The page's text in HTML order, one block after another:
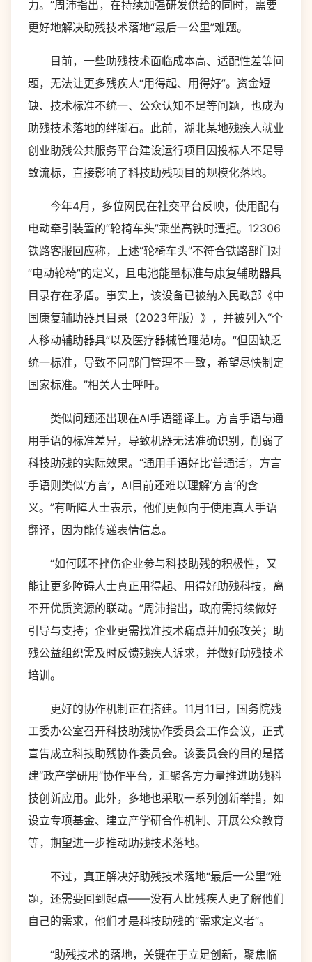
力。”周沛指出，在持续加强研发供给的同时，需要
更好地解决助残技术落地“最后一公里”难题。
目前，一些助残技术面临成本高、适配性差等问
题，无法让更多残疾人“用得起、用得好”。资金短
缺、技术标准不统一、公众认知不足等问题，也成为
助残技术落地的绊脚石。此前，湖北某地残疾人就业
创业助残公共服务平台建设运行项目因投标人不足导
致流标，直接影响了科技助残项目的规模化落地。
今年4月，多位网民在社交平台反映，使用配有
电动牵引装置的“轮椅车头”乘坐高铁时遭拒。12306
铁路客服回应称，上述“轮椅车头”不符合铁路部门对
“电动轮椅”的定义，且电池能量标准与康复辅助器具
目录存在矛盾。事实上，该设备已被纳入民政部《中
国康复辅助器具目录（2023年版）》，并被列入“个
人移动辅助器具”以及医疗器械管理范畴。“但因缺乏
统一标准，导致不同部门管理不一致，希望尽快制定
国家标准。”相关人士呼吁。
类似问题还出现在AI手语翻译上。方言手语与通
用手语的标准差异，导致机器无法准确识别，削弱了
科技助残的实际效果。“通用手语好比‘普通话’，方言
手语则类似‘方言’，AI目前还难以理解‘方言’的含
义。”有听障人士表示，他们更倾向于使用真人手语
翻译，因为能传递表情信息。
“如何既不挫伤企业参与科技助残的积极性，又
能让更多障碍人士真正用得起、用得好助残科技，离
不开优质资源的联动。”周沛指出，政府需持续做好
引导与支持；企业更需找准技术痛点并加强攻关；助
残公益组织需及时反馈残疾人诉求，并做好助残技术
培训。
更好的协作机制正在搭建。11月11日，国务院残
工委办公室召开科技助残协作委员会工作会议，正式
宣告成立科技助残协作委员会。该委员会的目的是搭
建“政产学研用”协作平台，汇聚各方力量推进助残科
技创新应用。此外，多地也采取一系列创新举措，如
设立专项基金、建立产学研合作机制、开展公众教育
等，期望进一步推动助残技术落地。
不过，真正解决好助残技术落地“最后一公里”难
题，还需要回到起点——没有人比残疾人更了解他们
自己的需求，他们才是科技助残的“需求定义者”。
“助残技术的落地，关键在于立足创新，聚焦临